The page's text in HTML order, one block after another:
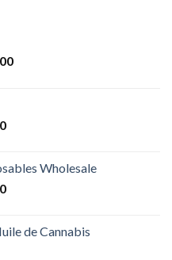
Plage
Plage
€400.00
à
Wholesale
Plage
€350.00
de Cannabis